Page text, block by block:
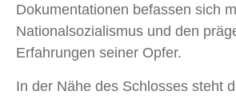
Dokumentationen befassen sich
Nationalsozialismus und den
Erfahrungen seiner Opfer.
In der Nähe des Schlosses steht